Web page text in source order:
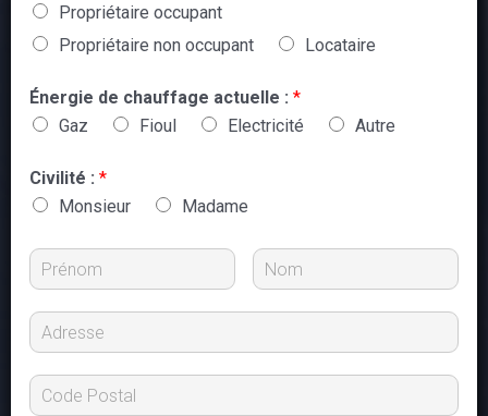
Propriétaire occupant
Propriétaire non occupant
Locataire
Énergie de chauffage actuelle : *
Gaz
Fioul Electricité Autre
Civilité : *
Monsieur
Madame